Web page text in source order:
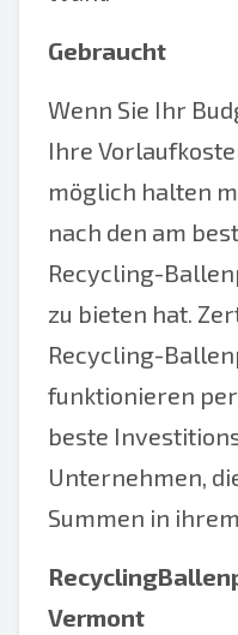
Gebraucht
Wenn Sie Ihr
Ihre
möglich halten
nach den am
Recycling-
zu bieten hat.
Recycling-
funktionieren
beste
Unternehmen,
Summen in
Vermont